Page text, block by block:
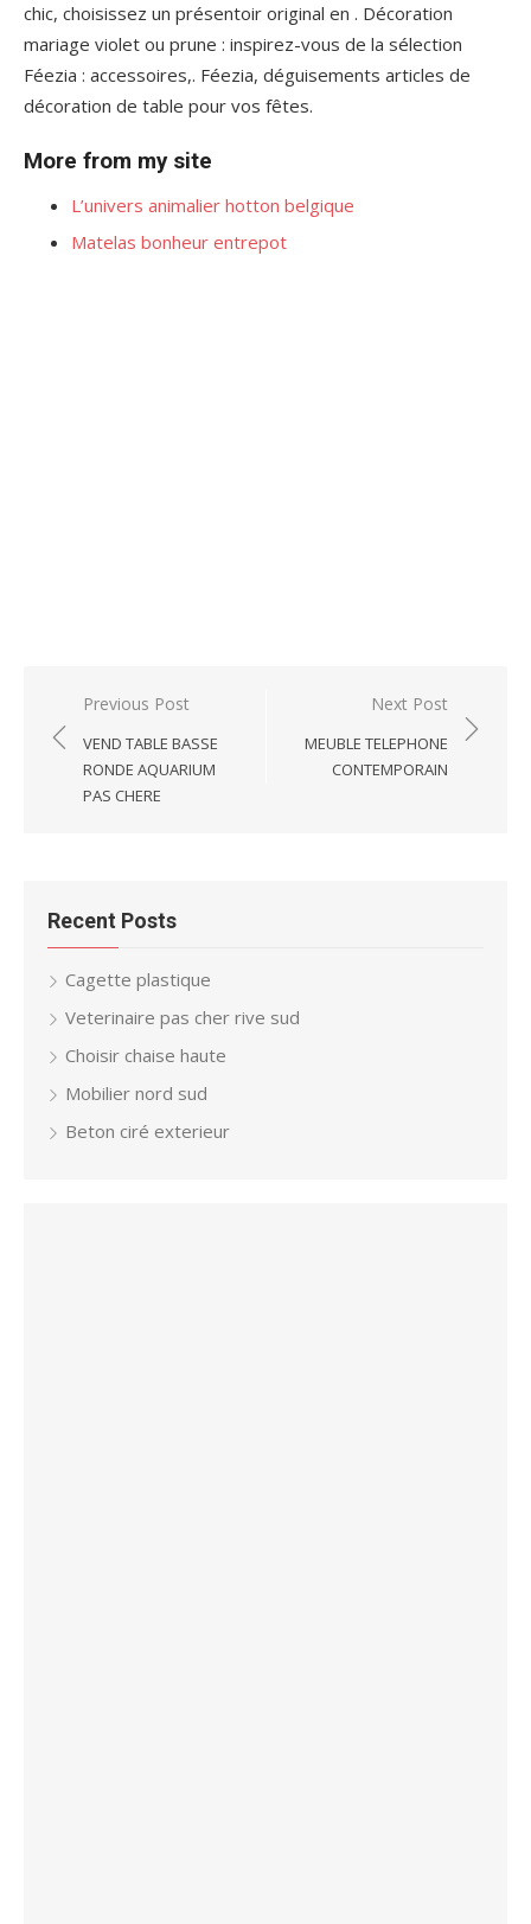
chic, choisissez un présentoir original en . Décoration
mariage violet ou prune : inspirez-vous de la sélection
Féezia : accessoires,. Féezia, déguisements articles de
décoration de table pour vos fêtes.
More from my site
L’univers animalier hotton belgique
Matelas bonheur entrepot
Post
navigation
Previous Post
VEND TABLE BASSE
RONDE AQUARIUM
PAS CHERE
Next Post
MEUBLE TELEPHONE
CONTEMPORAIN
Recent Posts
Cagette plastique
Veterinaire pas cher rive sud
Choisir chaise haute
Mobilier nord sud
Beton ciré exterieur